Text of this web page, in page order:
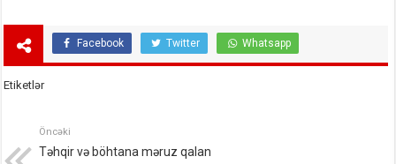
Facebook Twitter Whatsapp
Etiketlər
Öncəki
Təhqir və böhtana məruz qalan